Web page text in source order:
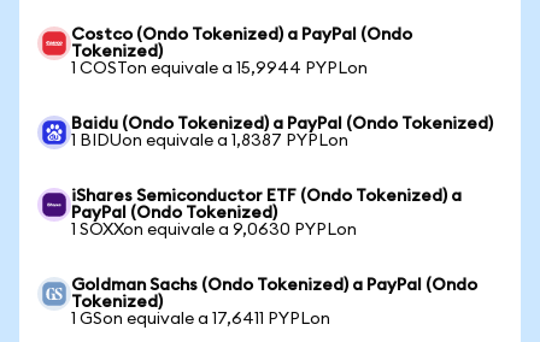
Costco (Ondo Tokenized) a PayPal (Ondo
Tokenized)
1 COSTon equivale a 15,9944 PYPLon
Baidu (Ondo Tokenized) a PayPal (Ondo Tokenized)
1 BIDUon equivale a 1,8387 PYPLon
iShares Semiconductor ETF (Ondo Tokenized) a
PayPal (Ondo Tokenized)
1 SOXXon equivale a 9,0630 PYPLon
Goldman Sachs (Ondo Tokenized) a PayPal (Ondo
Tokenized)
1 GSon equivale a 17,6411 PYPLon